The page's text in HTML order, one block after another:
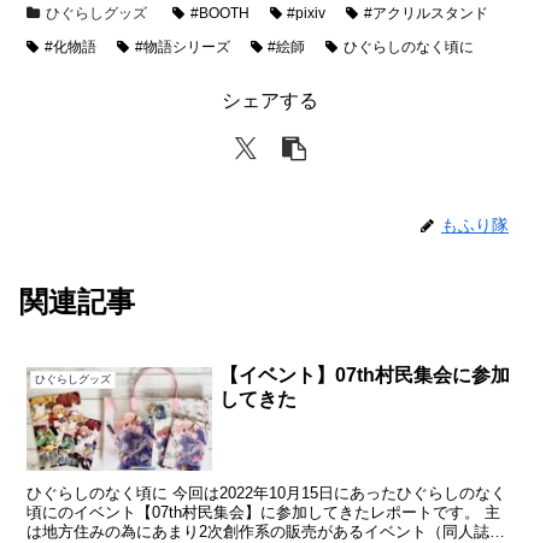
ひぐらしグッズ #BOOTH #pixiv
#アクリルスタンド
#化物語
#物語シリーズ #絵師 ひぐらしのなく頃に
シェアする
もふり隊
関連記事
ひぐらしグッズ
【イベント】07th村民集会に参加
してきた
ひぐらしのなく頃に 今回は2022年10月15日にあったひぐらしのなく
頃にのイベント【07th村民集会】に参加してきたレポートです。 主
は地方住みの為にあまり2次創作系の販売があるイベント（同人誌即